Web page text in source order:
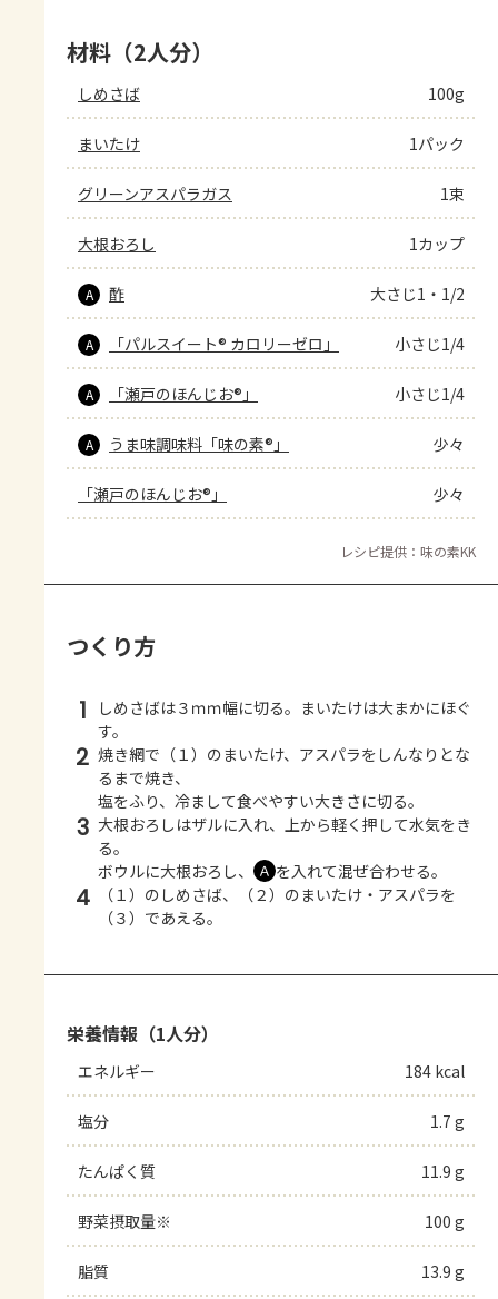
材料（2人分）
しめさば 100g
まいたけ 1パック
グリーンアスパラガス 1束
大根おろし 1カップ
A 酢 大さじ1・1/2
A 「パルスイート® カロリーゼロ」 小さじ1/4
A 「瀬戸のほんじお®」 小さじ1/4
A うま味調味料「味の素®」 少々
「瀬戸のほんじお®」 少々
レシピ提供：味の素KK
つくり方
1
しめさばは３ｍｍ幅に切る。まいたけは大まかにほぐ
す。
2 焼き網で（１）のまいたけ、アスパラをしんなりとな
るまで焼き、
塩をふり、冷まして食べやすい大きさに切る。
3 大根おろしはザルに入れ、上から軽く押して水気をき
る。
ボウルに大根おろし、
Ａ を入れて混ぜ合わせる。
4
（１）のしめさば、（２）のまいたけ・アスパラを
（３）であえる。
栄養情報（1人分）
エネルギー 184 kcal
塩分 1.7 g
たんぱく質 11.9 g
野菜摂取量※ 100 g
脂質 13.9 g